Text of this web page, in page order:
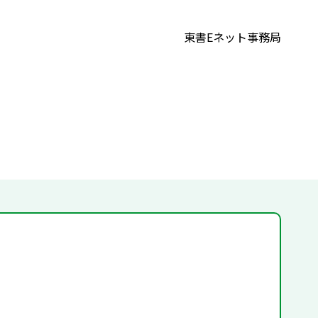
東書Eネット事務局